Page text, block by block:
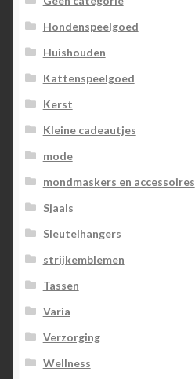
Hondenspeelgoed
Huishouden
Kattenspeelgoed
Kerst
Kleine cadeautjes
mode
mondmaskers en accessoires
Sjaals
Sleutelhangers
strijkemblemen
Tassen
Varia
Verzorging
Wellness